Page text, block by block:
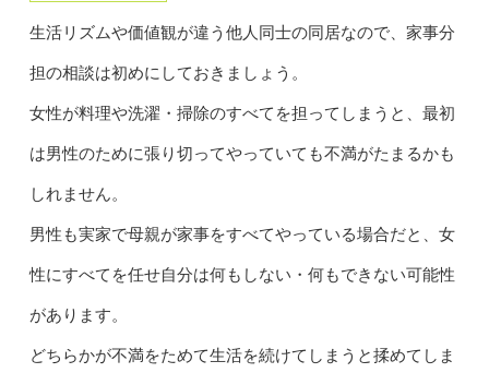
生活リズムや価値観が違う他人同士の同居なので、家事分
担の相談は初めにしておきましょう。
女性が料理や洗濯・掃除のすべてを担ってしまうと、最初
は男性のために張り切ってやっていても不満がたまるかも
しれません。
男性も実家で母親が家事をすべてやっている場合だと、女
性にすべてを任せ自分は何もしない・何もできない可能性
があります。
どちらかが不満をためて生活を続けてしまうと揉めてしま